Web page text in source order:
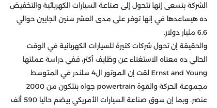
الشركة بتسعى إنها تتحول إلى صناعة السيارات الكهربائية والتخفيض
ده هيساعدها في إنها توفر على مدى العشر سنين الجايين حوالي
6.6 مليار دولار.
والحقيقة إن تحول شركات كتيرة للسيارات الكهربائية في الوقت
الحالي ده معناه الاستغناء عن وظايف أكتر، ففي دراسة عملتها
Ernst and Young لقت إن الموتور ال4 سلندر في المتوسط
مجموعة الحركة والقوة powertrain جواه بتتكون من 2000
عنصر، وبما إن سوق صناعة السيارات الأمريكي بيضم حاليا 590 ألف